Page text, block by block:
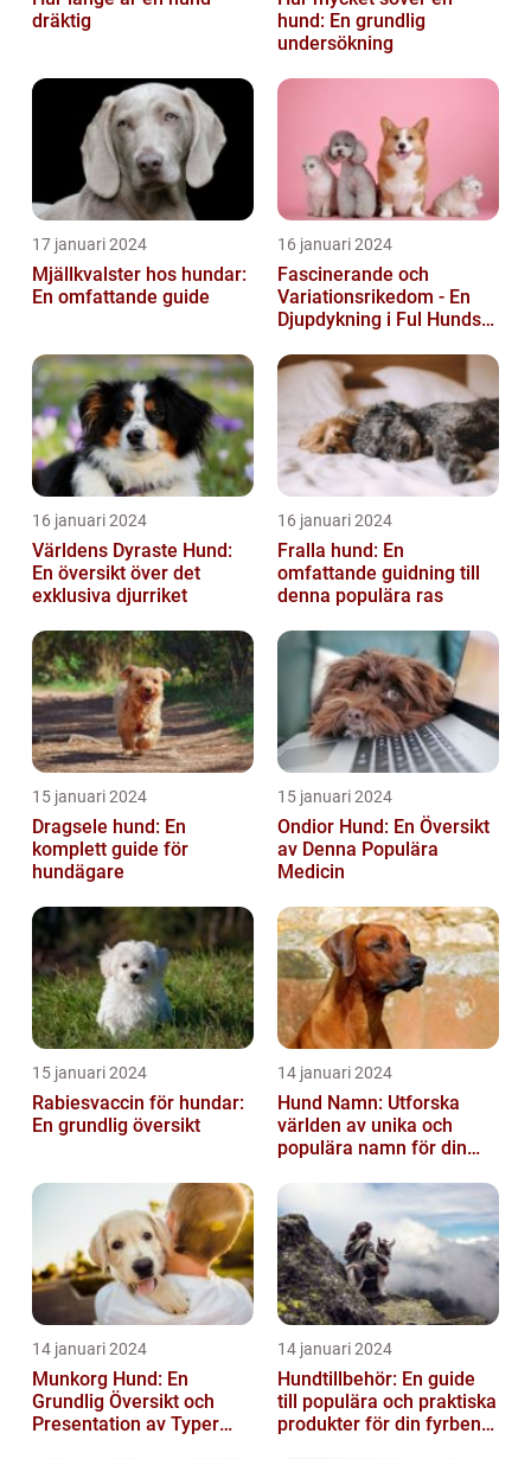
dräktig
hund: En grundlig
undersökning
17 januari 2024
Mjällkvalster hos hundar:
En omfattande guide
16 januari 2024
Fascinerande och
Variationsrikedom - En
Djupdykning i Ful Hunds
16 januari 2024
Världens Dyraste Hund:
En översikt över det
exklusiva djurriket
16 januari 2024
Fralla hund: En
omfattande guidning till
denna populära ras
15 januari 2024
Dragsele hund: En
komplett guide för
hundägare
15 januari 2024
Ondior Hund: En Översikt
av Denna Populära
Medicin
15 januari 2024
Rabiesvaccin för hundar:
En grundlig översikt
14 januari 2024
Hund Namn: Utforska
världen av unika och
populära namn för din
14 januari 2024
Munkorg Hund: En
Grundlig Översikt och
Presentation av Typer
14 januari 2024
Hundtillbehör: En guide
till populära och praktiska
produkter för din fyrbenta